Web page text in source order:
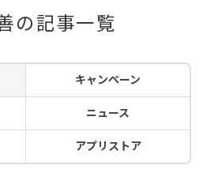
の記事一覧
キャンペーン
ニュース
アプリストア